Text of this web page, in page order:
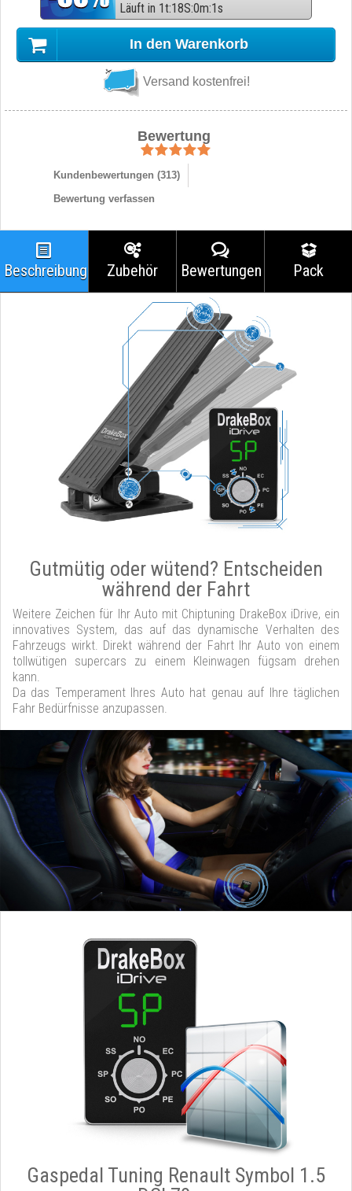
Läuft in 1t:18S:0m:0s
In den Warenkorb
Versand kostenfrei!
Bewertung
Kundenbewertungen (313)
Bewertung verfassen
Beschreibung Zubehör Bewertungen Pack
Gutmütig oder wütend? Entscheiden
während der Fahrt
Weitere Zeichen für Ihr Auto mit Chiptuning DrakeBox iDrive, ein
innovatives System, das auf das dynamische Verhalten des
Fahrzeugs wirkt. Direkt während der Fahrt Ihr Auto von einem
tollwütigen supercars zu einem Kleinwagen fügsam drehen
kann.
Da das Temperament Ihres Auto hat genau auf Ihre täglichen
Fahr Bedürfnisse anzupassen.
Gaspedal Tuning Renault Symbol 1.5